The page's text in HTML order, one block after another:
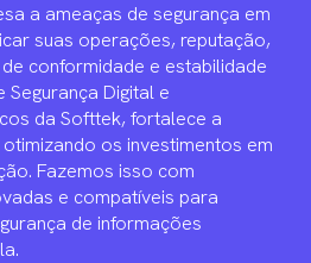
a ameaças de segurança em
suas operações, reputação,
conformidade e estabilidade
Segurança Digital e
da Softtek, fortalece a
os investimentos em
Fazemos isso com
e compatíveis para
de informações